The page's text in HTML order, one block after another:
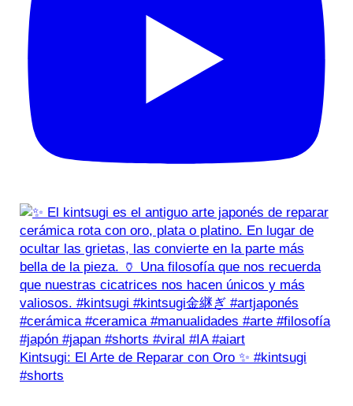
Kintsugi: El Arte de Reparar con Oro ✨ #kintsugi
#shorts